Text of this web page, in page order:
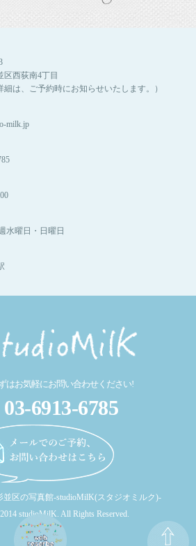
区西荻南4丁目
細は、ご予約時にお知らせいたします。）
milk.jp
水曜日・日曜日
はお気軽にお問い合わせください!
03-6913-6785
区の写真館-studioMilK(スタジオミルク)-
studioMilK. All Rights Reserved.